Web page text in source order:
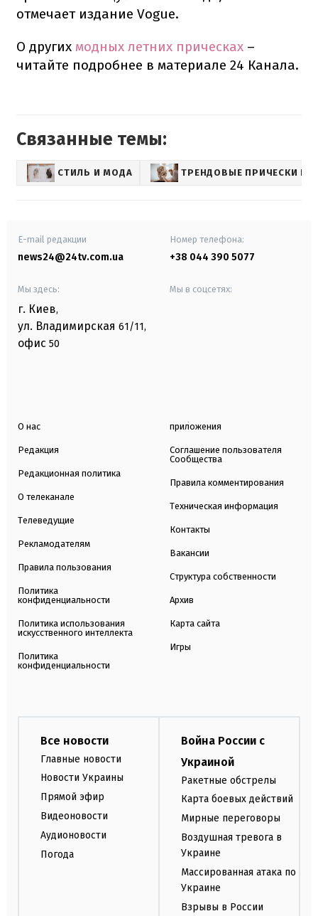
отмечает издание Vogue.
О других модных летних прическах –
читайте подробнее в материале 24 Канала.
Связанные темы:
СТИЛЬ И МОДА ТРЕНДОВЫЕ ПРИЧЕСКИ И
E-mail редакции
news24@24tv.com.ua
Номер телефона:
+38 044 390 5077
Мы здесь:
г. Киев,
ул. Владимирская 61/11,
офис 50
Мы в соцсетях:
О нас
Редакция
Редакционная политика
О телеканале
Телеведущие
Рекламодателям
Правила пользования
Политика
конфиденциальности
Политика использования
искусственного интеллекта
Политика
конфиденциальности
приложения
Соглашение пользователя
Сообщества
Правила комментирования
Техническая информация
Контакты
Вакансии
Структура собственности
Архив
Карта сайта
Игры
Все новости
Главные новости
Новости Украины
Прямой эфир
Видеоновости
Аудионовости
Погода
Война России с
Украиной
Ракетные обстрелы
Карта боевых действий
Мирные переговоры
Воздушная тревога в
Украине
Массированная атака по
Украине
Взрывы в России